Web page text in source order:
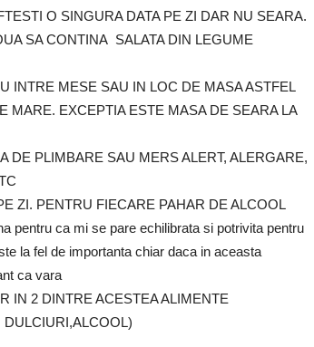
O SINGURA DATA PE ZI DAR NU SEARA.
SA CONTINA SALATA DIN LEGUME
INTRE MESE SAU IN LOC DE MASA ASTFEL
MARE. EXCEPTIA ESTE MASA DE SEARA LA
DE PLIMBARE SAU MERS ALERT, ALERGARE,
ZI. PENTRU FIECARE PAHAR DE ALCOOL
pentru ca mi se pare echilibrata si potrivita pentru
la fel de importanta chiar daca in aceasta
ca vara
IN 2 DINTRE ACESTEA ALIMENTE